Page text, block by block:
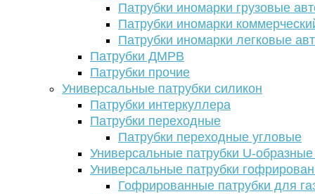
Патрубки иномарки грузовые
Патрубки иномарки
Патрубки иномарки легковые
Патрубки ДМРВ
Патрубки прочие
Универсальные патрубки силикон
Патрубки интеркуллера
Патрубки переходные
Патрубки переходные угловые
Универсальные патрубки U-
Универсальные патрубки
Гофрированные патрубки для